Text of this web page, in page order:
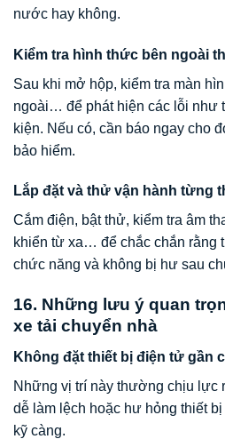
nước hay không.
Kiểm tra hình thức bên ngoài
Sau khi mở hộp, kiểm tra màn
ngoài… để phát hiện các lỗi như
kiện. Nếu có, cần báo ngay cho
bảo hiểm.
Lắp đặt và thử vận hành từng
Cắm điện, bật thử, kiểm tra âm
khiển từ xa… để chắc chắn rằng
chức năng và không bị hư sau
16. Những lưu ý quan
xe tải chuyển nhà
Không đặt thiết bị điện tử gần
Những vị trí này thường chịu lực
dễ làm lệch hoặc hư hỏng thiết
kỹ càng.